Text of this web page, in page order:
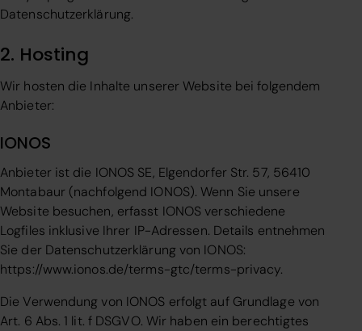
Datenschutzerklärung.
2. Hosting
Wir hosten die Inhalte unserer Website bei folgendem
Anbieter:
IONOS
Anbieter ist die IONOS SE, Elgendorfer Str. 57, 56410
Montabaur (nachfolgend IONOS). Wenn Sie unsere
Website besuchen, erfasst IONOS verschiedene
Logfiles inklusive Ihrer IP-Adressen. Details entnehmen
Sie der Datenschutzerklärung von IONOS:
https://www.ionos.de/terms-gtc/terms-privacy.
Die Verwendung von IONOS erfolgt auf Grundlage von
Art. 6 Abs. 1 lit. f DSGVO. Wir haben ein berechtigtes